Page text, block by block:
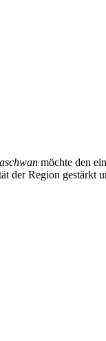
möchte den
der Region gestärkt